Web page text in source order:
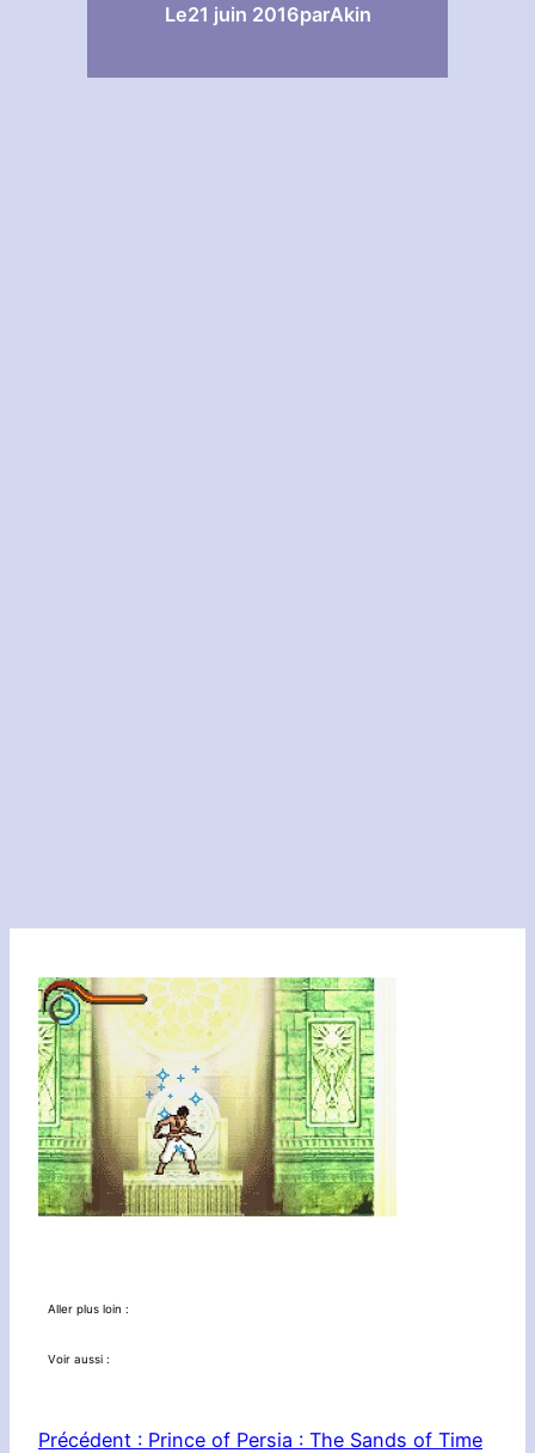
Le21 juin 2016parAkin
Aller plus loin :
Voir aussi :
Précédent : Prince of Persia : The Sands of Time